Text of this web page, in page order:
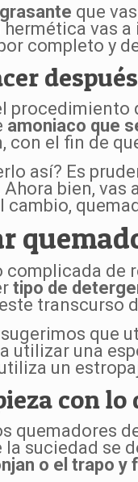
que
vas
completo y
procedimiento
amoniaco que
con el fin de
así? Es
Ahora bien, vas
de
tipo de
transcurso
que
utilizar una
un
con lo
quemadores
la suciedad se
o el trapo